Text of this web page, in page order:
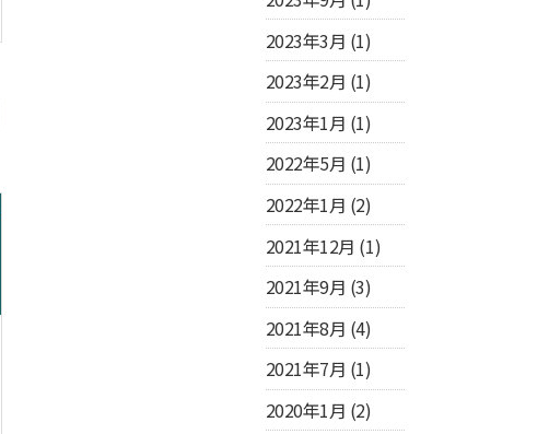
2023年3月 (1)
2023年2月 (1)
2023年1月 (1)
2022年5月 (1)
2022年1月 (2)
2021年12月 (1)
2021年9月 (3)
2021年8月 (4)
2021年7月 (1)
2020年1月 (2)